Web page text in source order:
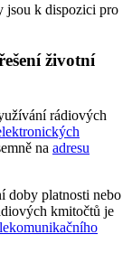
jsou k dispozici pro
životní
rádiových
na adresu
doby platnosti nebo
kmitočtů je